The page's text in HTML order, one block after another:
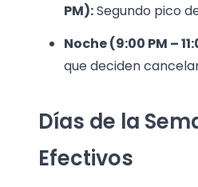
PM):Segundo pico
Noche (9:00 PM –
que deciden
Días de la
Efectivos